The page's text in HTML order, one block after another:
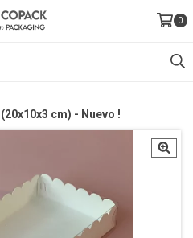
0
(20x10x3 cm) - Nuevo !